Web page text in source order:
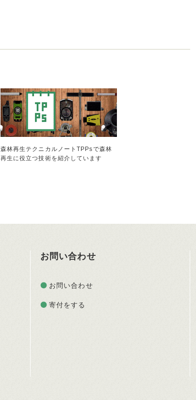
森林再生テクニカルノートTPPsで森林
再生に役立つ技術を紹介しています
お問い合わせ
お問い合わせ
寄付をする